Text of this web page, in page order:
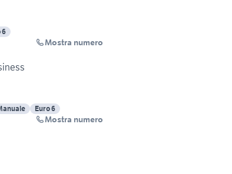
6
Mostra numero
Euro 6
Mostra numero